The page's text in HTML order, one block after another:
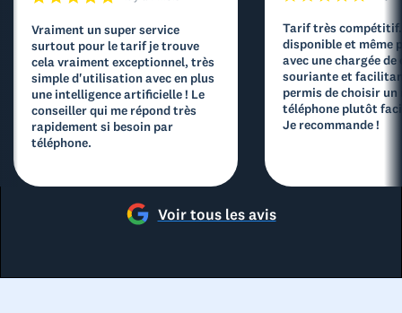
Vraiment un super service
surtout pour le tarif je trouve
cela vraiment exceptionnel, très
simple d'utilisation avec en plus
une intelligence artificielle ! Le
conseiller qui me répond très
rapidement si besoin par
téléphone.
Tarif très compétitif.
disponible et même
avec une chargée de
souriante et
permis de choisir un
téléphone plutôt
Je recommande !
Voir tous les avis